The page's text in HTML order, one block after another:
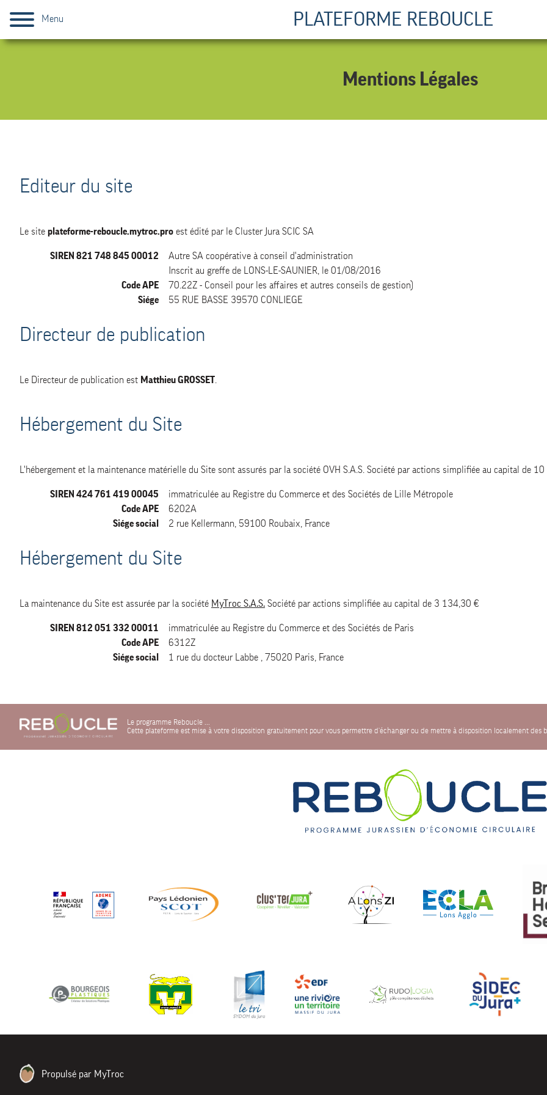
Menu PLATEFORME REBOUCLE
Mentions Légales
Editeur du site
Le site plateforme-reboucle.mytroc.pro est édité par le Cluster Jura SCIC SA
SIREN 821 748 845 00012
Autre SA coopérative à conseil d'administration
Inscrit au greffe de LONS-LE-SAUNIER, le 01/08/2016
Code APE
70.22Z - Conseil pour les affaires et autres conseils de gestion)
Siége
55 RUE BASSE 39570 CONLIEGE
Directeur de publication
Le Directeur de publication est Matthieu GROSSET
Hébergement du Site
L'hébergement et la maintenance matérielle du Site sont assurés par la société OVH S.A.S. Société par actions simplifiée au capital de
SIREN 424 761 419 00045
immatriculée au Registre du Commerce et des Sociétés de Lille Métropole
Code APE
6202A
Siége social
2 rue Kellermann, 59100 Roubaix, France
Hébergement du Site
La maintenance du Site est assurée par la société MyTroc S.A.S. Société par actions simplifiée au capital de 3 134,30 €
SIREN 812 051 332 00011
immatriculée au Registre du Commerce et des Sociétés de Paris
Code APE
6312Z
Siége social
1 rue du docteur Labbe , 75020 Paris, France
Le programme Reboucle ...
Cette plateforme est mise à votre disposition gratuitement pour vous permettre d'échanger ou de mettre à disposition localement des
Propulsé par MyTroc